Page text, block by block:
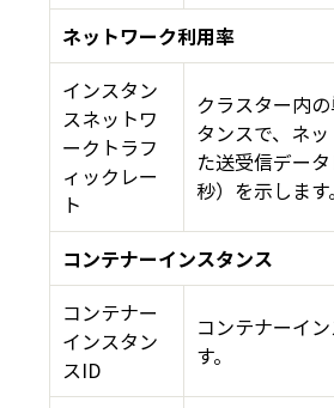
ネットワーク利用率
インスタン
スネットワ
ークトラフ
ィックレー
ト
クラスター内
タンスで、ネ
た送受信デー
秒）を示します。
コンテナーインスタンス
コンテナー
インスタン
スID
コンテナーイ
す。